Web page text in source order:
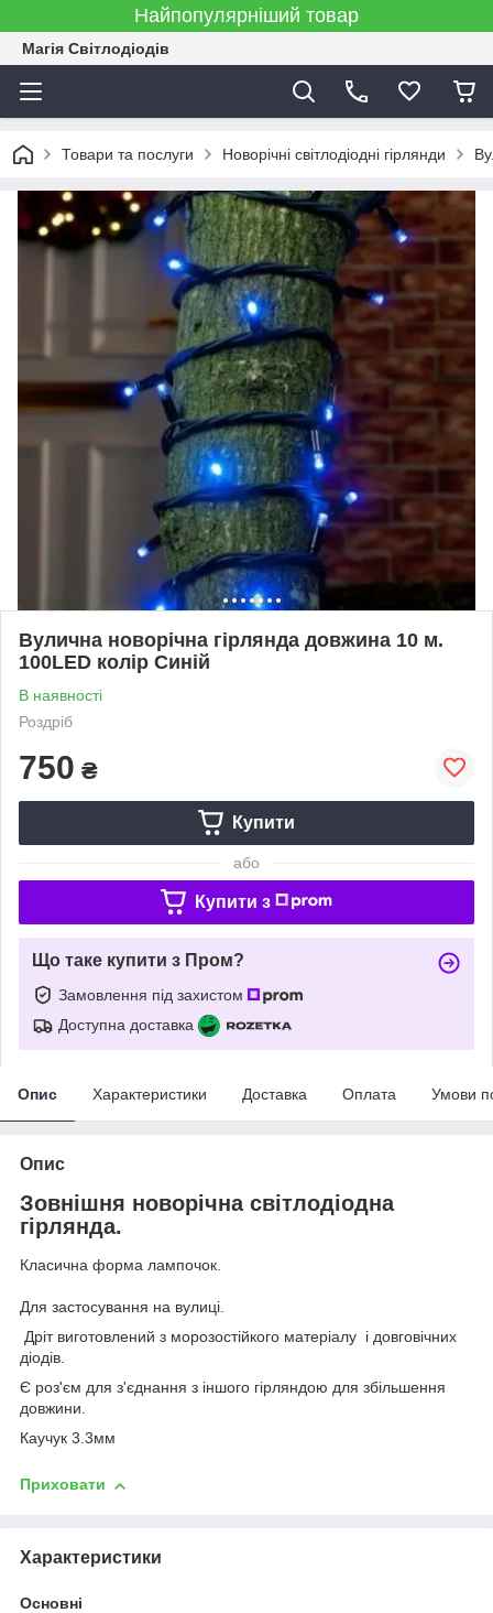
Найпопулярніший товар
Магія Світлодіодів
Товари та послуги Новорічні світлодіодні гірлянди
Вулична новорічна гірлянда довжина 10 м.
100LED колір Синій
В наявності
Роздріб
750 ₴
Купити
або
Купити з
Що таке купити з Пром?
Замовлення під захистом
Доступна доставка
Опис Характеристики Доставка Оплата Умови
Опис
Зовнішня новорічна світлодіодна
гірлянда.
Класична форма лампочок.
Для застосування на вулиці.
Дріт виготовлений з морозостійкого матеріалу і довговічних
діодів.
Є роз'єм для з'єднання з іншого гірляндою для збільшення
довжини.
Каучук 3.3мм
Приховати
Характеристики
Основні